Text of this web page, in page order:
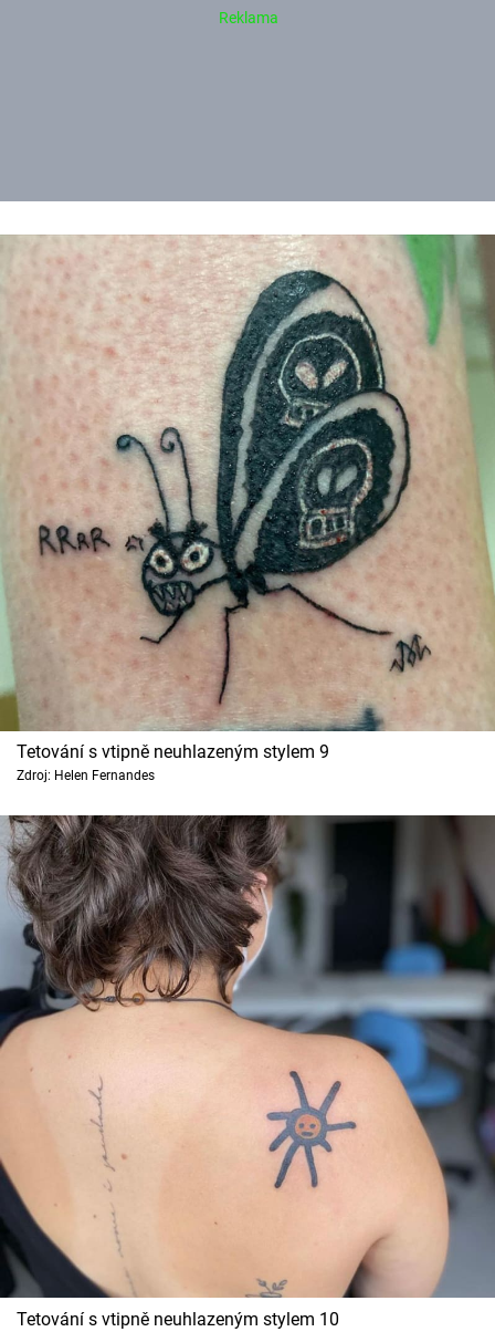
Tetování s vtipně neuhlazeným stylem 9
Zdroj: Helen Fernandes
Tetování s vtipně neuhlazeným stylem 10